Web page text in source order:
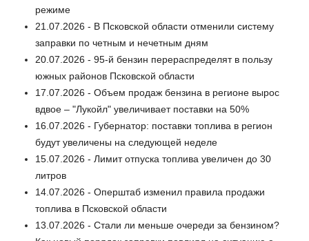
режиме
21.07.2026 - В Псковской области отменили систему
заправки по четным и нечетным дням
20.07.2026 - 95-й бензин перераспределят в пользу
южных районов Псковской области
17.07.2026 - Объем продаж бензина в регионе вырос
вдвое – "Лукойл" увеличивает поставки на 50%
16.07.2026 - Губернатор: поставки топлива в регион
будут увеличены на следующей неделе
15.07.2026 - Лимит отпуска топлива увеличен до 30
литров
14.07.2026 - Оперштаб изменил правила продажи
топлива в Псковской области
13.07.2026 - Стали ли меньше очереди за бензином?